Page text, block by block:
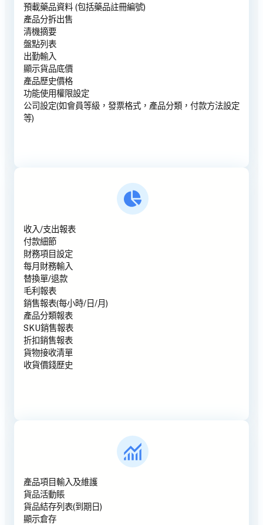
預載藥品資料 (包括藥品註冊編號)
產品分拆出售
清機摘要
盤點列表
出勤輸入
顯示貨品底價
產品歷史價格
功能使用權限設定
公司設定(如會員等級，發票格式，產品分類，付款方法設定
等)
收入/支出報表
付款細節
財務項目設定
每月財務輸入
替換單/退款
毛利報表
銷售報表(每小時/日/月)
產品分類報表
SKU銷售報表
折扣銷售報表
貨物接收清單
收貨價錢歷史
產品項目輸入及維護
貨品活動賬
貨品結存列表(到期日)
顯示倉存